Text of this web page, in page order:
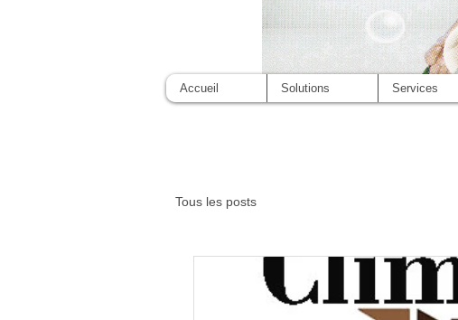
Accueil Solutions Services
Tous les posts